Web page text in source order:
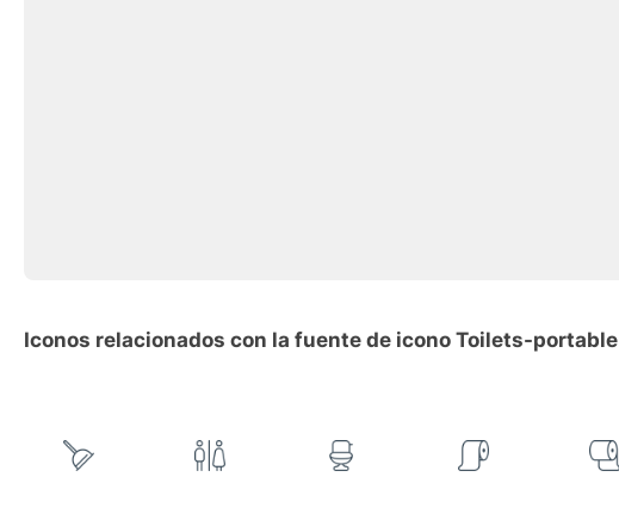
Iconos relacionados con la fuente de icono Toilets-portable